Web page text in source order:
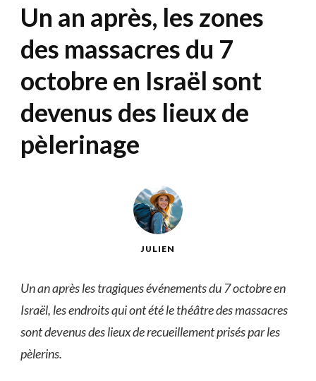
Un an après, les zones
des massacres du 7
octobre en Israël sont
devenus des lieux de
pèlerinage
JULIEN
Un an après les tragiques événements du 7 octobre en
Israël, les endroits qui ont été le théâtre des massacres
sont devenus des lieux de recueillement prisés par les
pèlerins.